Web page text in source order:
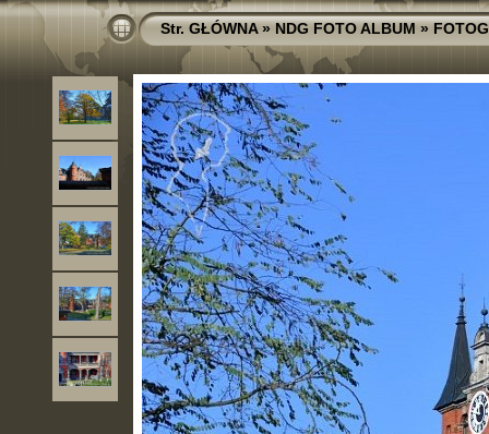
Str. GŁÓWNA»NDG FOTO ALBUM»